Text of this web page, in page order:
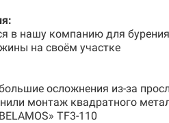
в нашу компанию для
на своём участке
осложнения из-за
монтаж квадратного
TF3-110